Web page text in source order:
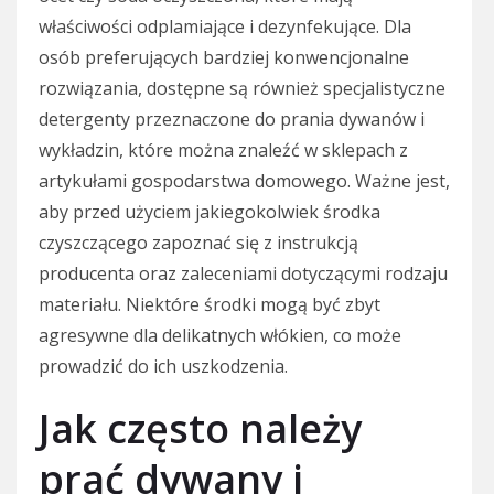
właściwości odplamiające i dezynfekujące. Dla
osób preferujących bardziej konwencjonalne
rozwiązania, dostępne są również specjalistyczne
detergenty przeznaczone do prania dywanów i
wykładzin, które można znaleźć w sklepach z
artykułami gospodarstwa domowego. Ważne jest,
aby przed użyciem jakiegokolwiek środka
czyszczącego zapoznać się z instrukcją
producenta oraz zaleceniami dotyczącymi rodzaju
materiału. Niektóre środki mogą być zbyt
agresywne dla delikatnych włókien, co może
prowadzić do ich uszkodzenia.
Jak często należy
prać dywany i